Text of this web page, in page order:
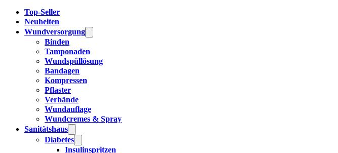
Top-Seller
Neuheiten
Wundversorgung
Binden
Tamponaden
Wundspüllösung
Bandagen
Kompressen
Pflaster
Verbände
Wundauflage
Wundcremes & Spray
Sanitätshaus
Diabetes
Insulinspritzen